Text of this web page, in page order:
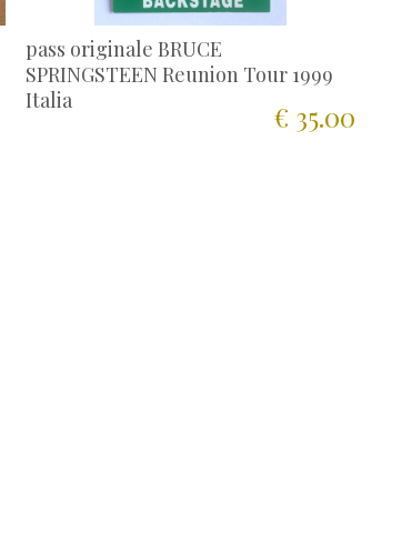
pass originale BRUCE
SPRINGSTEEN Reunion Tour 1999
Italia
€ 35.00